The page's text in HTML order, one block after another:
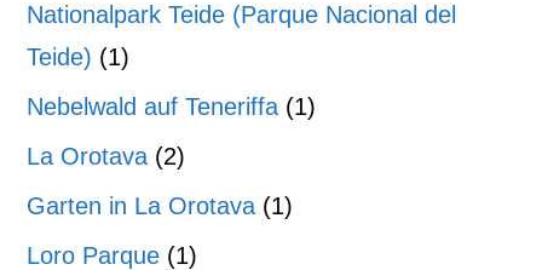
Nationalpark Teide (Parque Nacional del
Teide) (1)
Nebelwald auf Teneriffa (1)
La Orotava (2)
Garten in La Orotava (1)
Loro Parque (1)